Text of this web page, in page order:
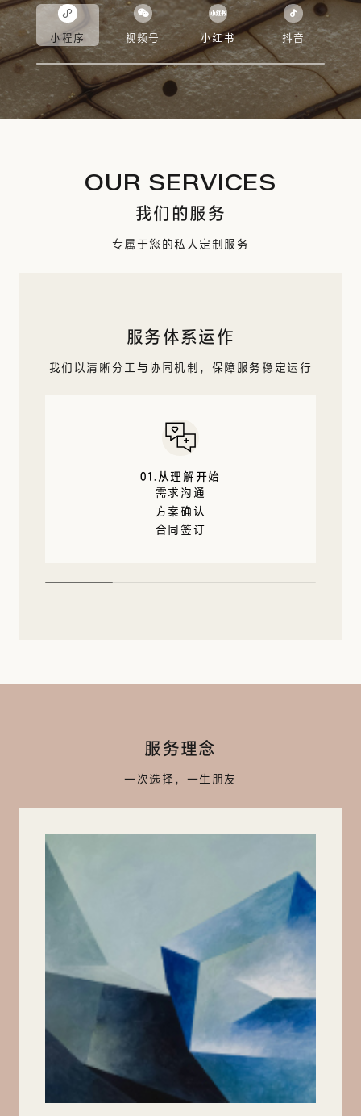
小程序 视频号 小红书 抖音
OUR SERVICES
我们的服务
专属于您的私人定制服务
服务体系运作
我们以清晰分工与协同机制，保障服务稳定运行
01.从理解开始
需求沟通
方案确认
合同签订
服务理念
一次选择，一生朋友